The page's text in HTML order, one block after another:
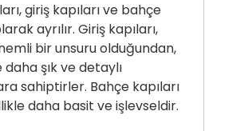
giriş kapıları ve bahçe
ayrılır. Giriş kapıları,
bir unsuru olduğundan,
şık ve detaylı
sahiptirler. Bahçe kapıları
daha basit ve işlevseldir.